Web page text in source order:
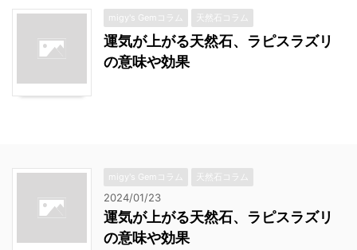
migy's Gemコラム 天然石コラム
運気が上がる天然石、ラピスラズリ
の意味や効果
migy's Gemコラム 天然石コラム
2024/01/23
運気が上がる天然石、ラピスラズリ
の意味や効果